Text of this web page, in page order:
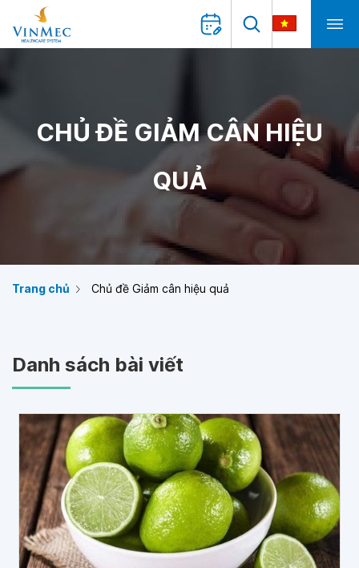
CHỦ ĐỀ GIẢM CÂN HIỆU
QUẢ
Trang chủ Chủ đề Giảm cân hiệu quả
Danh sách bài viết